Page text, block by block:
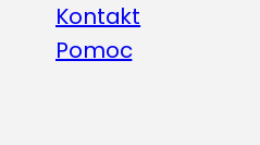
Kontakt
Pomoc